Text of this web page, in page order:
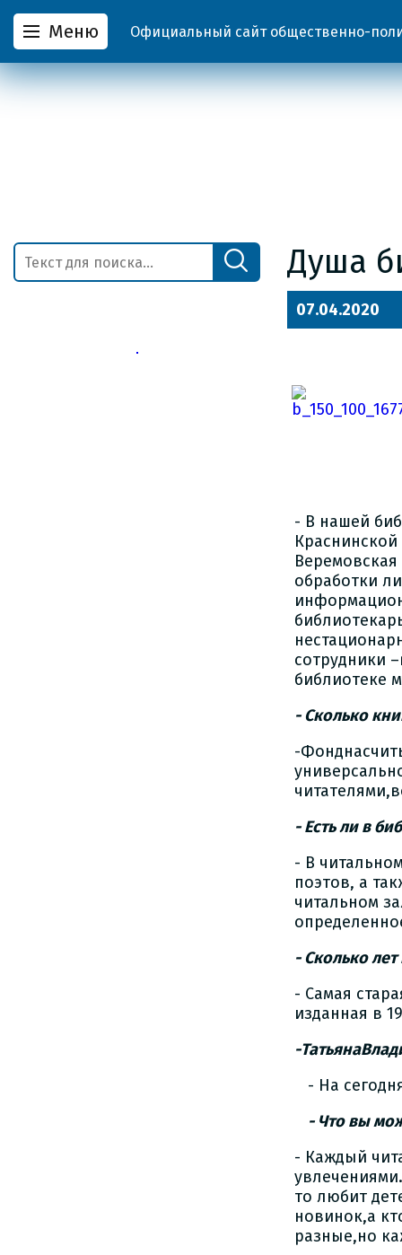
Меню Официальный сайт общественно-
Душа
07.04.2020
- В нашей
обработки
сотрудники
библиотеке
- Сколько
-
- Есть ли в
- В
поэтов, а
читальном
- Сколько
- Самая
изданная в
-
- На
- Что вы
- Каждый
то любит
новинок,а
разные,но